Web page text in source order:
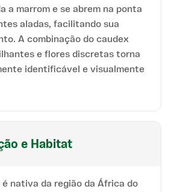
a marrom e se abrem na ponta
aladas, facilitando sua
A combinação do caudex
e flores discretas torna
identificável e visualmente
e Habitat
nativa da região da África do